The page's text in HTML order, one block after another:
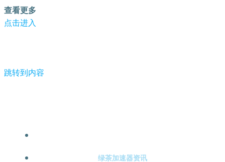
查看更多
点击进入
跳转到内容
绿茶加速器资讯